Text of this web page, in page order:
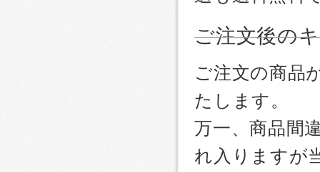
ご注文後の
ご注文の商品
たします。
万一、商品間
れ入りますが